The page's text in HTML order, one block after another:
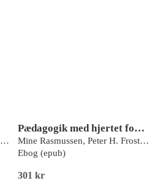
Niels-Birger Danielsen, Erland Leth Pedersen
Pædagogik med hjertet forrest
Mine Rasmussen, Peter H. Frostholm
Ebog (epub)
301 kr